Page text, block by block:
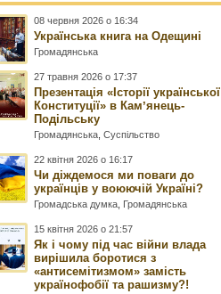
08 червня 2026 о 16:34
Українська книга на Одещині
Громадянська
27 травня 2026 о 17:37
Презентація «Історії української
Конституції» в Камʼянець-
Подільську
Громадянська ,Суспільство
22 квітня 2026 о 16:17
Чи діждемося ми поваги до
українців у воюючій Україні?
Громадська думка Громадянська
15 квітня 2026 о 21:57
Як і чому під час війни влада
вирішила боротися з
«антисемітизмом» замість
українофобії та рашизму?!